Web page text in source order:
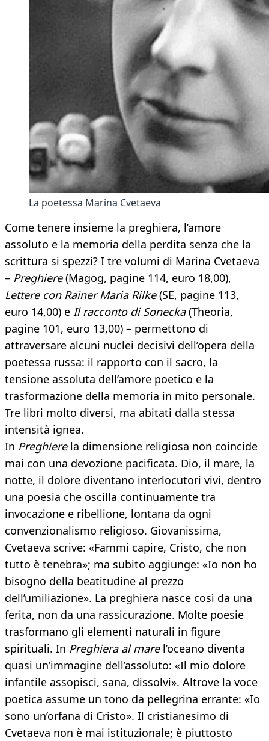
La poetessa Marina Cvetaeva
Come tenere insieme la preghiera, l’amore
assoluto e la memoria della perdita senza che la
scrittura si spezzi? I tre volumi di Marina Cvetaeva
– Preghiere(Magog, pagine 114, euro 18,00),
Lettere con Rainer Maria Rilke(SE, pagine 113,
euro 14,00) e Il racconto di Sonecka(Theoria,
pagine 101, euro 13,00) – permettono di
attraversare alcuni nuclei decisivi dell’opera della
poetessa russa: il rapporto con il sacro, la
tensione assoluta dell’amore poetico e la
trasformazione della memoria in mito personale.
Tre libri molto diversi, ma abitati dalla stessa
intensità ignea.
In Preghierela dimensione religiosa non coincide
mai con una devozione pacificata. Dio, il mare, la
notte, il dolore diventano interlocutori vivi, dentro
una poesia che oscilla continuamente tra
invocazione e ribellione, lontana da ogni
convenzionalismo religioso. Giovanissima,
Cvetaeva scrive: «Fammi capire, Cristo, che non
tutto è tenebra»; ma subito aggiunge: «Io non ho
bisogno della beatitudine al prezzo
dell’umiliazione». La preghiera nasce così da una
ferita, non da una rassicurazione. Molte poesie
trasformano gli elementi naturali in figure
spirituali. In Preghiera al marel’oceano diventa
quasi un’immagine dell’assoluto: «Il mio dolore
infantile assopisci, sana, dissolvi». Altrove la voce
poetica assume un tono da pellegrina errante: «Io
sono un’orfana di Cristo». Il cristianesimo di
Cvetaeva non è mai istituzionale; è piuttosto